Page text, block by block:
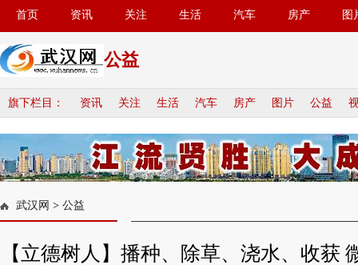
首页 资讯 关注 生活 汽车 房产 图
公益
旗下栏目： 资讯 关注 生活 汽车 房产 图片 公益
武汉网 > 公益
【立德树人】播种、除草、浇水、收获